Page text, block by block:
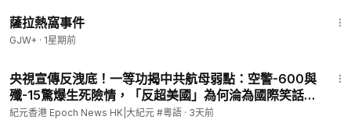
直接聯繫：
電話 / WhatsApp: 37091185 星期⼀⾄⽇及公眾假期
電郵:info@epochhk.com
追蹤我們：
薩拉熱窩事件
GJW+ · 1星期前
央視宣傳反洩底！一等功揭中共航母弱點：空警-600與
殲-15驚爆生死險情，「反超美國」為何淪為國際笑話？
l #新視角聽新聞 #紀元香港
紀元香港 Epoch News HK|大紀元 #粵語 · 3天前